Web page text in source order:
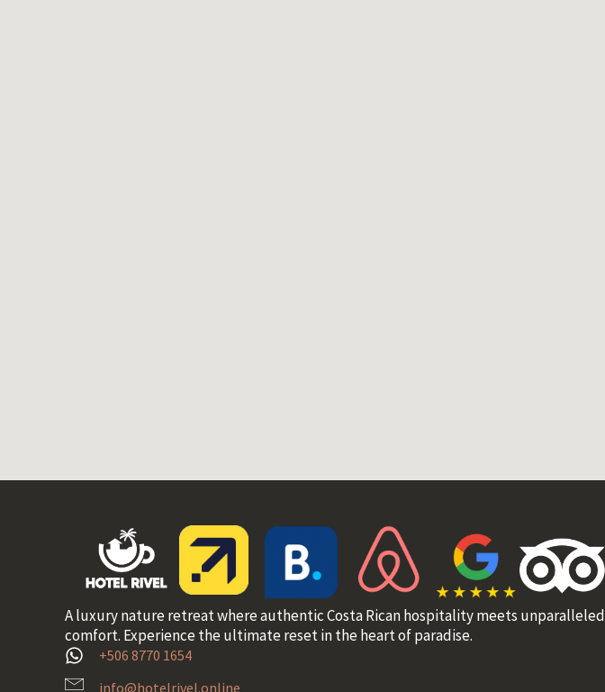
A luxury nature retreat where authentic Costa Rican hospitality meets unparalleled
comfort. Experience the ultimate reset in the heart of paradise.
+506 8770 1654
info@hotelrivel.online